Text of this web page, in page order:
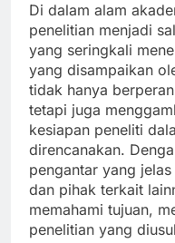
Di dalam alam
penelitian menjadi
yang seringkali
yang disampaikan
tidak hanya
tetapi juga
kesiapan peneliti
direncanakan.
pengantar yang
dan pihak terkait
memahami tujuan,
penelitian yang